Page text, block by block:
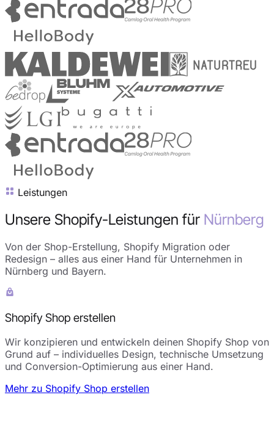
Leistungen
Unsere Shopify-Leistungen für Nürnberg
Von der Shop-Erstellung, Shopify Migration oder
Redesign – alles aus einer Hand für Unternehmen in
Nürnberg und Bayern.
Shopify Shop erstellen
Wir konzipieren und entwickeln deinen Shopify Shop von
Grund auf – individuelles Design, technische Umsetzung
und Conversion-Optimierung aus einer Hand.
Mehr zu Shopify Shop erstellen